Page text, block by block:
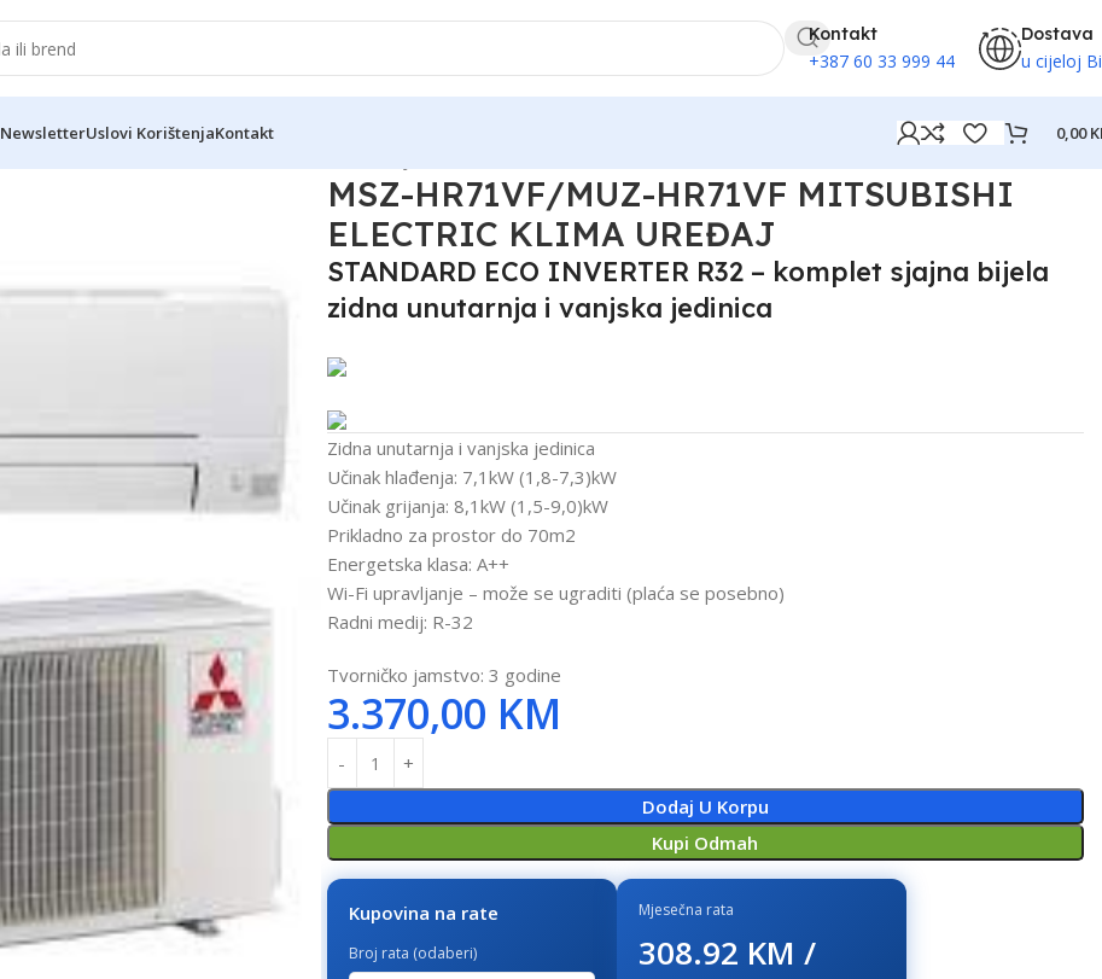
Kontakt
+387 60 33 999 44
Dostava
u cijeloj
NewsletterUslovi KorištenjaKontakt 0,00
MSZ-HR71VF/MUZ-HR71VF MITSUBISHI
ELECTRIC KLIMA UREĐAJ
STANDARD ECO INVERTER R32 – komplet sjajna bijela
zidna unutarnja i vanjska jedinica
Zidna unutarnja i vanjska jedinica
Učinak hlađenja: 7,1kW (1,8-7,3)kW
Učinak grijanja: 8,1kW (1,5-9,0)kW
Prikladno za prostor do 70m2
Energetska klasa: A++
Wi-Fi upravljanje – može se ugraditi (plaća se posebno)
Radni medij: R-32
Tvorničko jamstvo: 3 godine
3.370,00 KM
Dodaj U Korpu
Kupi Odmah
Kupovina na rate
Broj rata (odaberi)
Mjesečna rata
308.92 KM /